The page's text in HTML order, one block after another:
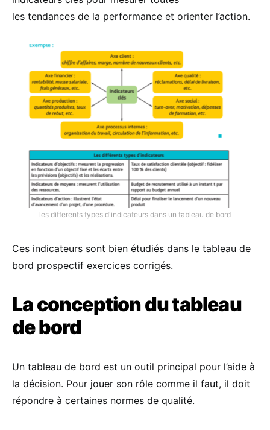
les tendances de la performance et orienter l’action.
les differents types d'indicateurs dans un tableau de bord
Ces indicateurs sont bien étudiés dans le tableau de
bord prospectif exercices corrigés.
La conception du tableau
de bord
Un tableau de bord est un outil principal pour l’aide à
la décision. Pour jouer son rôle comme il faut, il doit
répondre à certaines normes de qualité.